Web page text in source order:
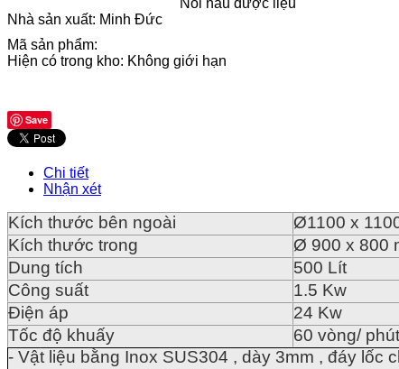
Nồi nấu dược liệu
Nhà sản xuất: Minh Đức
Mã sản phẩm:
Hiện có trong kho: Không giới hạn
Save
Chi tiết
Nhận xét
Kích thước bên ngoài
Ø1100 x
Kích thước trong
Ø 900 x 800
Dung tích
500 Lít
Công suất
1.5 Kw
Điện áp
24 Kw
Tốc độ khuấy
60 vòng/ phút
- Vật liệu bằng Inox SUS304 , dày 3mm , đáy lốc